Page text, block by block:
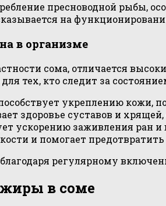
пресноводной рыбы,
на
в организме
сома, отличается
тех, кто следит за
укреплению кожи,
здоровье суставов и
ускорению заживления ран
и помогает
регулярному
в соме